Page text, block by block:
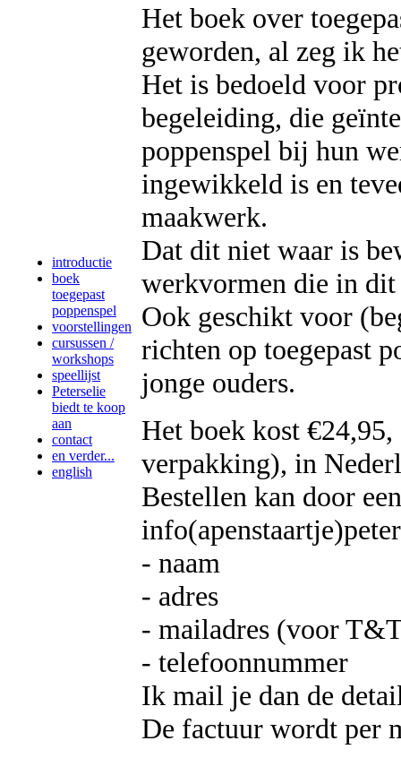
introductie
boek
toegepast
poppenspel
voorstellingen
cursussen /
workshops
speellijst
Peterselie
biedt te koop
aan
contact
en verder...
english
Het boek over
geworden, al zeg ik
Het is bedoeld voor
begeleiding, die
poppenspel bij hun
ingewikkeld is en
maakwerk.
Dat dit niet waar is
werkvormen die in dit
Ook geschikt voor
richten op toegepast
jonge ouders.
Het boek kost
verpakking), in
Bestellen kan door
- naam
- adres
- mailadres (voor
- telefoonnummer
Ik mail je dan de
De factuur wordt per